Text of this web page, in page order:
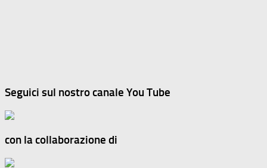
Seguici sul nostro canale You Tube
con la collaborazione di